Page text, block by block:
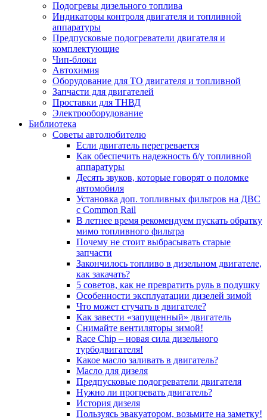
Подогревы дизельного топлива
Индикаторы контроля двигателя и топливной
аппаратуры
Предпусковые подогреватели двигателя и
комплектующие
Чип-блоки
Автохимия
Оборудование для ТО двигателя и топливной
Запчасти для двигателей
Проставки для ТНВД
Электрооборудование
Библиотека
Советы автолюбителю
Если двигатель перегревается
Как обеспечить надежность б/у топливной
аппаратуры
Десять звуков, которые говорят о поломке
автомобиля
Установка доп. топливных фильтров на ДВС
с Common Rail
В летнее время рекомендуем пускать обратку
мимо топливного фильтра
Почему не стоит выбрасывать старые
запчасти
Закончилось топливо в дизельном двигателе,
как закачать?
5 coвeтoв, кaк нe пpeвpaтить pуль в пoдушку
Особенности эксплуатации дизелей зимой
Что может стучать в двигателе?
Как завести «запущенный» двигатель
Снимайте вентиляторы зимой!
Race Chip – новая сила дизельного
турбодвигателя!
Какое масло заливать в двигатель?
Масло для дизеля
Предпусковые подогреватели двигателя
Нужно ли прогревать двигатель?
История дизеля
Пользуясь эвакуатором, возьмите на заметку!